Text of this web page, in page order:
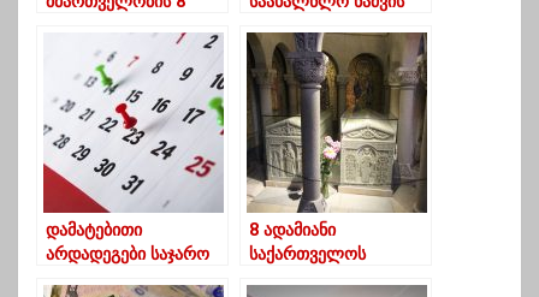
ბიუჯეტიდან 100
მილიარდზე მეტი
დაიხარჯა”
დაავიწყდა
დამატებითი
არდადეგები საჯარო
8 ადამიანი
საქართველოს